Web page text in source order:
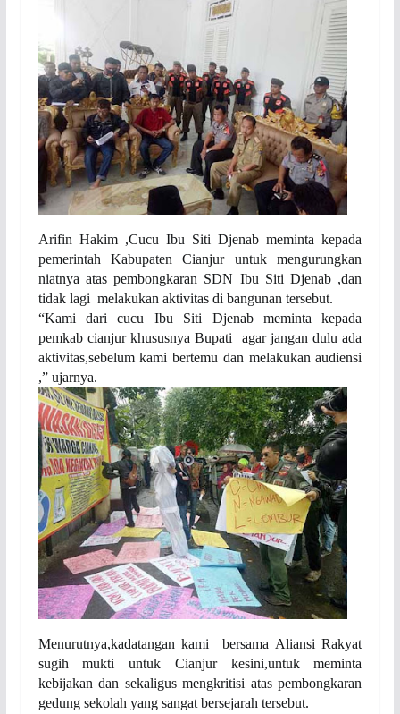
Arifin Hakim ,Cucu Ibu Siti Djenab meminta kepada
pemerintah Kabupaten Cianjur untuk mengurungkan
niatnya atas pembongkaran SDN Ibu Siti Djenab ,dan
tidak lagi melakukan aktivitas di bangunan tersebut.
“Kami dari cucu Ibu Siti Djenab meminta kepada
pemkab cianjur khususnya Bupati agar jangan dulu ada
aktivitas,sebelum kami bertemu dan melakukan audiensi
,” ujarnya.
Menurutnya,kadatangan kami bersama Aliansi Rakyat
sugih mukti untuk Cianjur kesini,untuk meminta
kebijakan dan sekaligus mengkritisi atas pembongkaran
gedung sekolah yang sangat bersejarah tersebut.